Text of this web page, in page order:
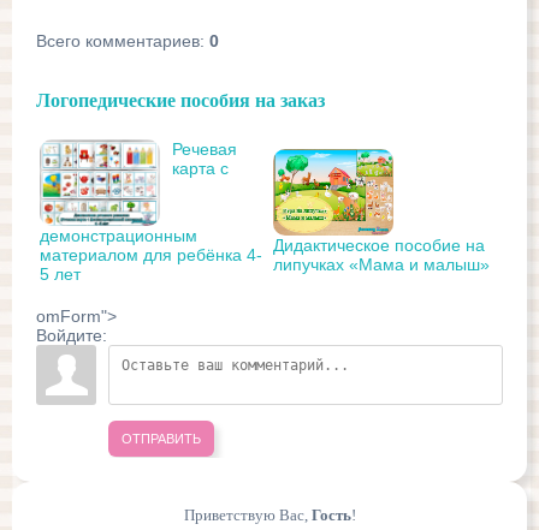
Всего комментариев: 0
Логопедические пособия на заказ
Речевая
карта с
демонстрационным
материалом для ребёнка 4-
5 лет
Дидактическое пособие на
липучках «Мама и малыш»
omForm">
Войдите:
ОТПРАВИТЬ
Приветствую Вас, Гость!